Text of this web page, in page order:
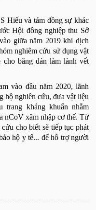
Hiếu và tám đồng sự khác
Hội đồng nghiệp thu Sở
giữa năm 2019 khi dịch
nghiêm cứu sử dụng vật
cho băng dán làm lành vết
vào đầu năm 2020, lãnh
hộ nghiên cứu, đưa vật liệu
trang kháng khuẩn nhằm
nCoV xâm nhập cơ thể. Từ
cho biết sẽ tiếp tục phát
hộ y tế... để hỗ trợ người